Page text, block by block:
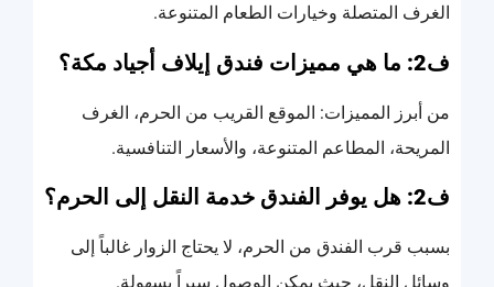
الغرف المتصلة وخيارات الطعام المتنوعة.
ف2: ما هي مميزات فندق إيلاف أجياد مكة؟
من أبرز المميزات: الموقع القريب من الحرم، الغرف
المريحة، المطاعم المتنوعة، والأسعار التنافسية.
ف2: هل يوفر الفندق خدمة النقل إلى الحرم؟
بسبب قرب الفندق من الحرم، لا يحتاج الزوار غالباً إلى
وسائل النقل، حيث يمكن الوصول سيراً بسهولة.